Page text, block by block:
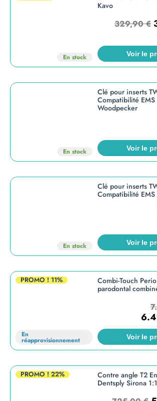
En stock
Kavo
329,90€
Voir le
En stock
Clé pour inserts
Compatibilité
Woodpecker
Voir le
En stock
Clé pour inserts
Compatibilité EMS
Voir le
PROMO !11%
En
réapprovisionnement
Combi-Touch
parodontal
Voir le
PROMO !22%
Contre angle T2
Dentsply Sirona